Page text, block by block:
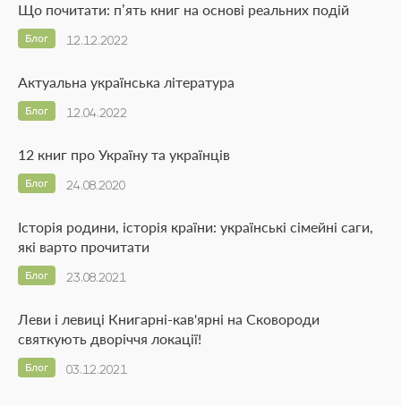
Що почитати: п’ять книг на основі реальних подій
12.12.2022
Блог
Актуальна українська література
12.04.2022
Блог
12 книг про Україну та українців
24.08.2020
Блог
Історія родини, історія країни: українські сімейні саги,
які варто прочитати
23.08.2021
Блог
Леви і левиці Книгарні-кав'ярні на Сковороди
святкують дворіччя локації!
03.12.2021
Блог